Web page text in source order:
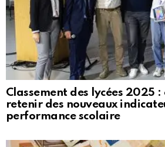
Classement des lycées 2025 :
retenir des nouveaux
performance scolaire